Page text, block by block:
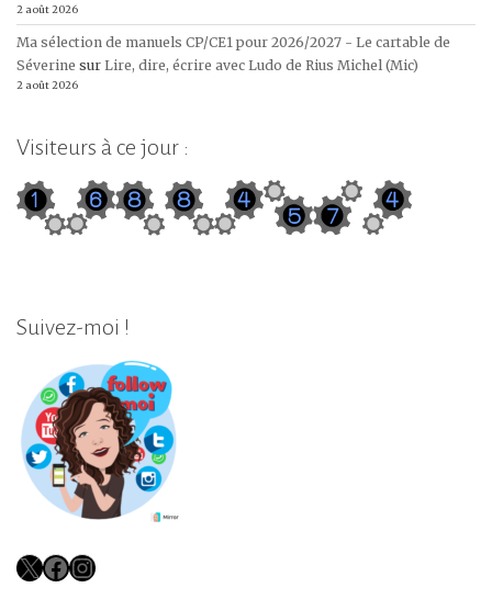
2 août 2026
Ma sélection de manuels CP/CE1 pour 2026/2027 - Le cartable de
Séverine sur Lire, dire, écrire avec Ludo de Rius Michel (Mic)
2 août 2026
Visiteurs à ce jour :
Suivez-moi !
XFacebook
Instagram